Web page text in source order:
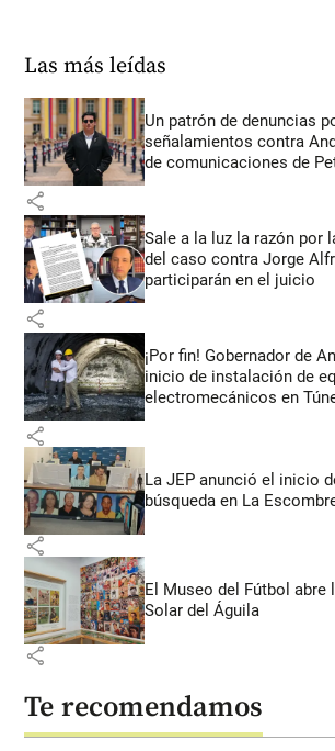
Las más leídas
Un patrón de denuncias
señalamientos contra
de comunicaciones de
share
Sale a la luz la razón por
del caso contra Jorge
participarán en el juicio
share
¡Por fin! Gobernador de
inicio de instalación de
electromecánicos en
share
La JEP anunció el inicio
búsqueda en La
share
El Museo del Fútbol abre
Solar del Águila
share
Te recomendamos